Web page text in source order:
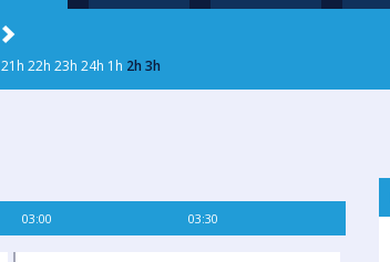
21h 22h 23h 24h 1h 2h 3h
03:00 03:30